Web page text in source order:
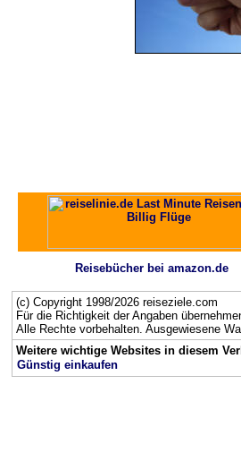
Reisebücher bei amazon.de
(c) Copyright 1998/2026 reiseziele.com
Für die Richtigkeit der Angaben
Alle Rechte vorbehalten. Ausgewiesene
Weitere wichtige Websites in diesem
Günstig einkaufen